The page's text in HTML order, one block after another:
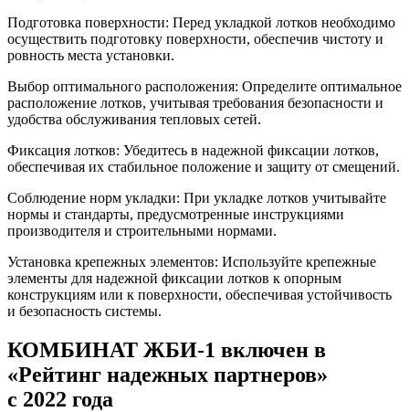
Подготовка поверхности: Перед укладкой лотков необходимо
осуществить подготовку поверхности, обеспечив чистоту и
ровность места установки.
Выбор оптимального расположения: Определите оптимальное
расположение лотков, учитывая требования безопасности и
удобства обслуживания тепловых сетей.
Фиксация лотков: Убедитесь в надежной фиксации лотков,
обеспечивая их стабильное положение и защиту от смещений.
Соблюдение норм укладки: При укладке лотков учитывайте
нормы и стандарты, предусмотренные инструкциями
производителя и строительными нормами.
Установка крепежных элементов: Используйте крепежные
элементы для надежной фиксации лотков к опорным
конструкциям или к поверхности, обеспечивая устойчивость
и безопасность системы.
КОМБИНАТ ЖБИ-1 включен в
«Рейтинг надежных партнеров»
с 2022 года